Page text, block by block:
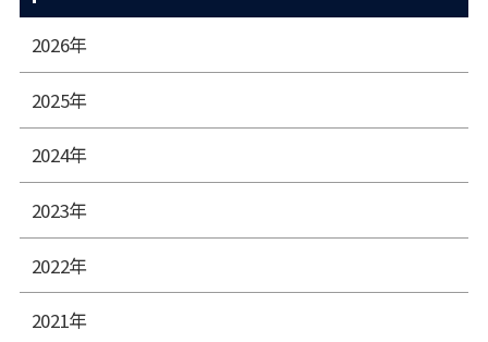
2026年
2025年
2024年
2023年
2022年
2021年